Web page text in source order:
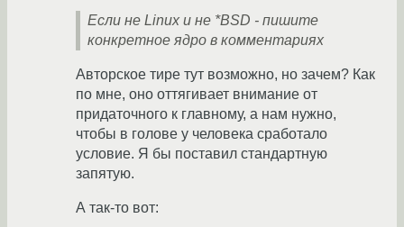
Если не Linux и не *BSD - пишите
конкретное ядро в комментариях
Авторское тире тут возможно, но зачем? Как
по мне, оно оттягивает внимание от
придаточного к главному, а нам нужно,
чтобы в голове у человека сработало
условие. Я бы поставил стандартную
запятую.
А так-то вот: